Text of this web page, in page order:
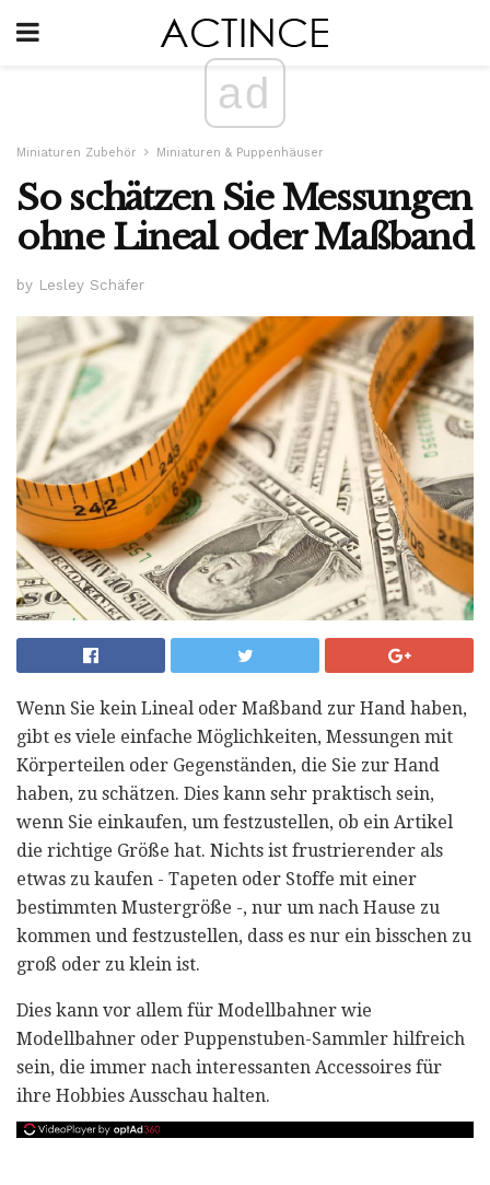
ad
Miniaturen Zubehör Miniaturen & Puppenhäuser
So schätzen Sie Messungen
ohne Lineal oder Maßband
by Lesley Schäfer
Wenn Sie kein Lineal oder Maßband zur Hand haben,
gibt es viele einfache Möglichkeiten, Messungen mit
Körperteilen oder Gegenständen, die Sie zur Hand
haben, zu schätzen. Dies kann sehr praktisch sein,
wenn Sie einkaufen, um festzustellen, ob ein Artikel
die richtige Größe hat. Nichts ist frustrierender als
etwas zu kaufen - Tapeten oder Stoffe mit einer
bestimmten Mustergröße -, nur um nach Hause zu
kommen und festzustellen, dass es nur ein bisschen zu
groß oder zu klein ist.
Dies kann vor allem für Modellbahner wie
Modellbahner oder Puppenstuben-Sammler hilfreich
sein, die immer nach interessanten Accessoires für
ihre Hobbies Ausschau halten.